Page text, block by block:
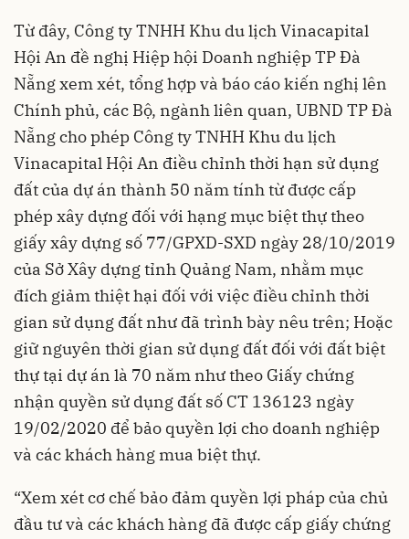
Từ đây, Công ty TNHH Khu du lịch Vinacapital
Hội An đề nghị Hiệp hội Doanh nghiệp TP Đà
Nẵng xem xét, tổng hợp và báo cáo kiến nghị lên
Chính phủ, các Bộ, ngành liên quan, UBND TP Đà
Nẵng cho phép Công ty TNHH Khu du lịch
Vinacapital Hội An điều chỉnh thời hạn sử dụng
đất của dự án thành 50 năm tính từ được cấp
phép xây dựng đối với hạng mục biệt thự theo
giấy xây dựng số 77/GPXD-SXD ngày 28/10/2019
của Sở Xây dựng tỉnh Quảng Nam, nhằm mục
đích giảm thiệt hại đối với việc điều chỉnh thời
gian sử dụng đất như đã trình bày nêu trên; Hoặc
giữ nguyên thời gian sử dụng đất đối với đất biệt
thự tại dự án là 70 năm như theo Giấy chứng
nhận quyền sử dụng đất số CT 136123 ngày
19/02/2020 để bảo quyền lợi cho doanh nghiệp
và các khách hàng mua biệt thự.
“Xem xét cơ chế bảo đảm quyền lợi pháp của chủ
đầu tư và các khách hàng đã được cấp giấy chứng